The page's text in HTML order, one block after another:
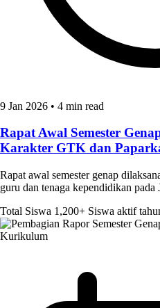
9 Jan 2026 • 4 min read
Rapat Awal Semester
Karakter GTK dan
Rapat awal semester genap
guru dan tenaga kependidikan
Total Siswa 1,200+ Siswa aktif
Kurikulum